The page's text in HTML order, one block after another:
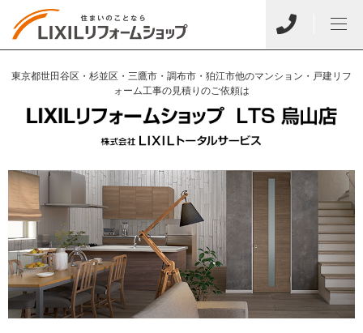
東京都世田谷区・杉並区・三鷹市・調布市・狛江市他のマンション・戸建リフ
ォーム工事の見積りのご依頼は